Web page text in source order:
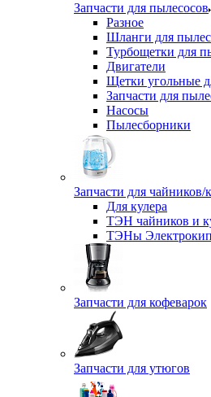
Запчасти для пылесосов
Разное
Шланги для
Турбощетки для
Двигатели
Щетки угольные
Запчасти для
Насосы
Пылесборники
Запчасти для чайников/
Для кулера
ТЭН чайников и
ТЭНы
Запчасти для кофеварок
Запчасти для утюгов